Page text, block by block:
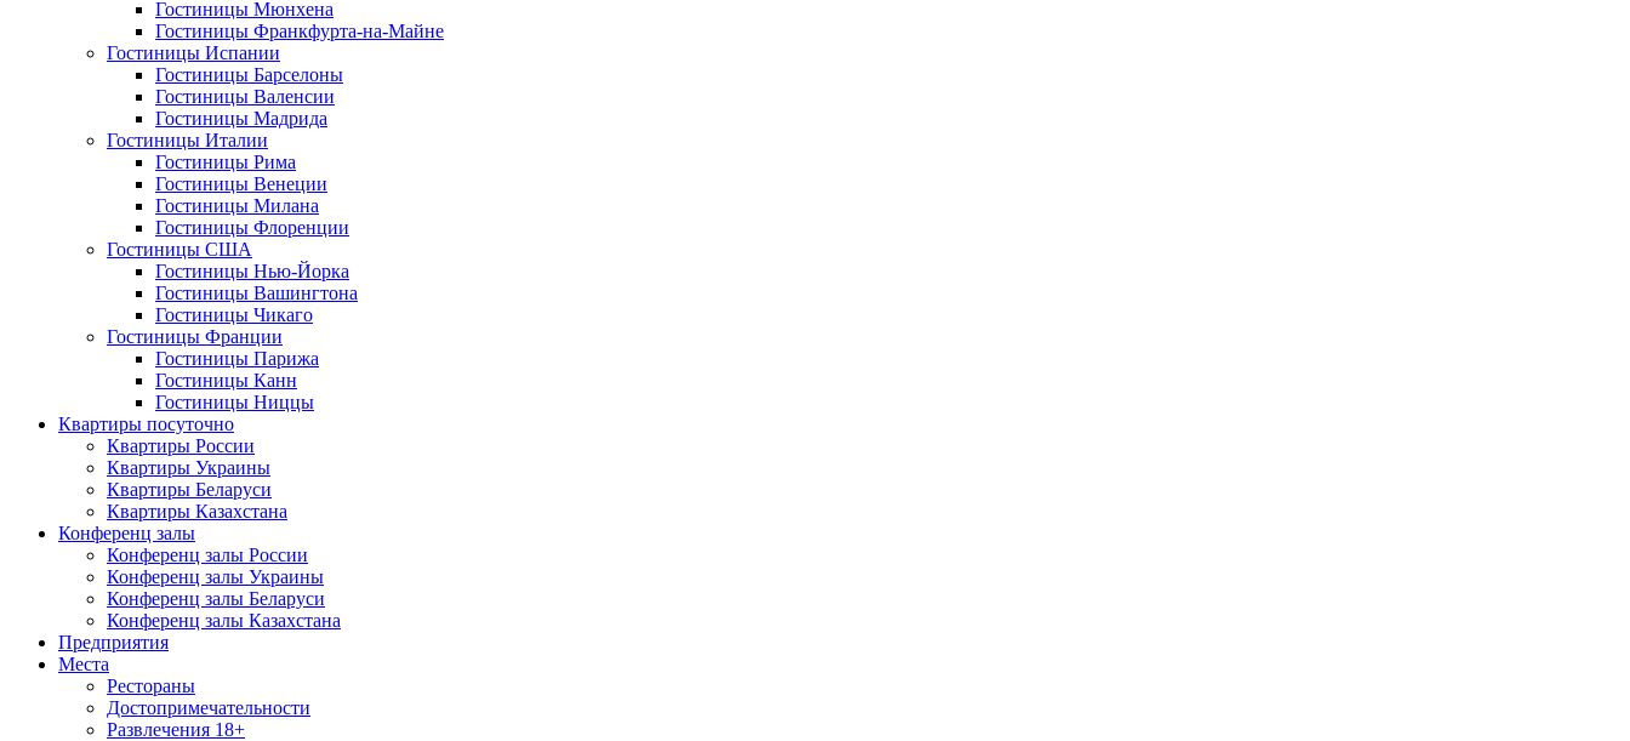
Гостиницы Мюнхена
Гостиницы Франкфурта-на-Майне
Гостиницы Испании
Гостиницы Барселоны
Гостиницы Валенсии
Гостиницы Мадрида
Гостиницы Италии
Гостиницы Рима
Гостиницы Венеции
Гостиницы Милана
Гостиницы Флоренции
Гостиницы США
Гостиницы Нью-Йорка
Гостиницы Вашингтона
Гостиницы Чикаго
Гостиницы Франции
Гостиницы Парижа
Гостиницы Канн
Гостиницы Ниццы
Квартиры посуточно
Квартиры России
Квартиры Украины
Квартиры Беларуси
Квартиры Казахстана
Конференц залы
Конференц залы России
Конференц залы Украины
Конференц залы Беларуси
Конференц залы Казахстана
Предприятия
Места
Рестораны
Достопримечательности
Развлечения 18+